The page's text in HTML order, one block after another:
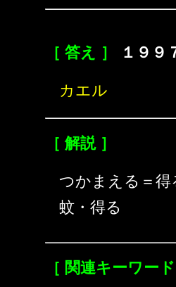
［ 答え ］ １９９
カエル
［ 解説 ］
つかまえる＝得
蚊・得る
［ 関連キーワード